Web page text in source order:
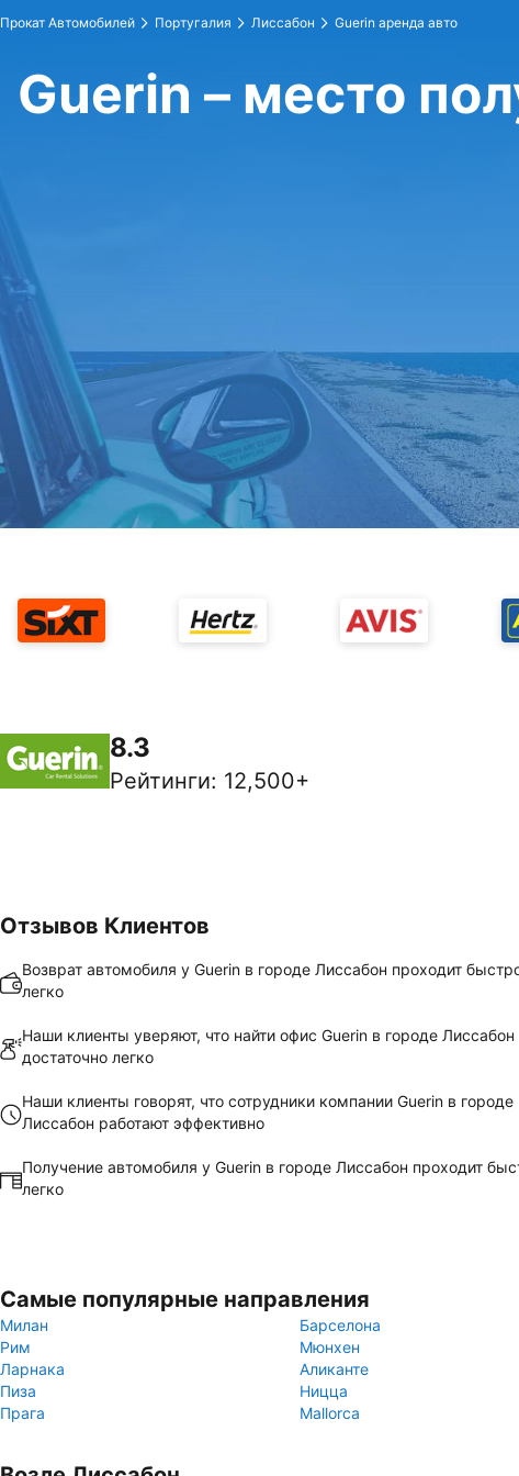
Прокат Автомобилей Португалия Лиссабон Guerin аренда авто
Guerin – место
8.3
Рейтинги: 12,500+
Отзывов Клиентов
Возврат автомобиля у Guerin в городе Лиссабон проходит
легко
Наши клиенты уверяют, что найти офис Guerin в городе Лиссабон
достаточно легко
Наши клиенты говорят, что сотрудники компании Guerin в городе
Лиссабон работают эффективно
Получение автомобиля у Guerin в городе Лиссабон проходит
легко
Самые популярные направления
Милан
Барселона
Рим
Мюнхен
Ларнака
Аликанте
Пиза
Ницца
Прага
Mallorca